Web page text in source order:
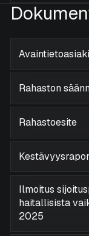
Rahaston
Rahastoesite
Ilmoitus
haitallisista
2025